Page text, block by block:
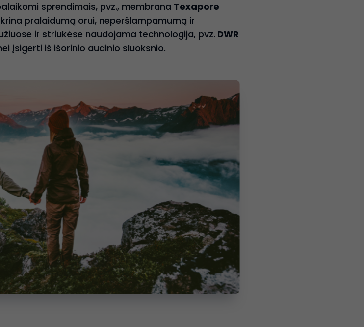
sprendimais, pvz., membrana Texapore
pralaidumą orui, neperšlampamumą ir
ir striukėse naudojama technologija, pvz. DWR
įsigerti iš išorinio audinio sluoksnio.